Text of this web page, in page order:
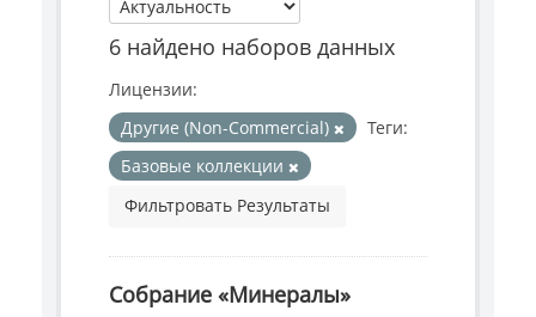
6 найдено наборов данных
Лицензии:
Другие (Non-Commercial)
Теги:
Базовые коллекции
Фильтровать Результаты
Собрание «Минералы»